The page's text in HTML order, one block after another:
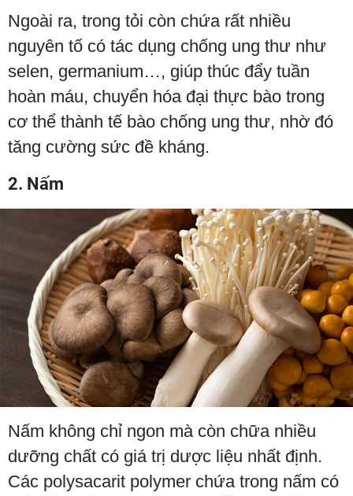
Ngoài ra, trong tỏi còn chứa rất nhiều
nguyên tố có tác dụng chống ung thư như
selen, germanium…, giúp thúc đẩy tuần
hoàn máu, chuyển hóa đại thực bào trong
cơ thể thành tế bào chống ung thư, nhờ đó
tăng cường sức đề kháng.
2. Nấm
Nấm không chỉ ngon mà còn chữa nhiều
dưỡng chất có giá trị dược liệu nhất định.
Các polysacarit polymer chứa trong nấm có